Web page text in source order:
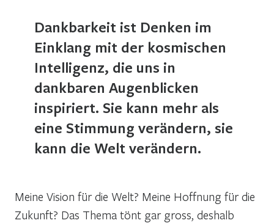
Dankbarkeit ist Denken im
Einklang mit der kosmischen
Intelligenz, die uns in
dankbaren Augenblicken
inspiriert. Sie kann mehr als
eine Stimmung verändern, sie
kann die Welt verändern.
Meine Vision für die Welt? Meine Hoffnung für die
Zukunft? Das Thema tönt gar gross, deshalb